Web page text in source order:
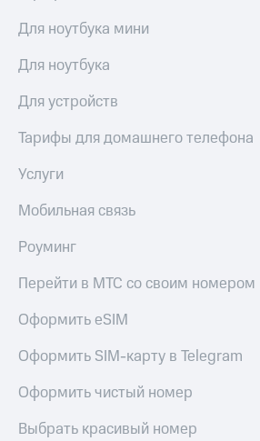
Для ноутбука мини
Для ноутбука
Для устройств
Тарифы для домашнего телефона
Услуги
Мобильная связь
Роуминг
Перейти в МТС со своим номером
Оформить eSIM
Оформить SIM-карту в Telegram
Оформить чистый номер
Выбрать красивый номер